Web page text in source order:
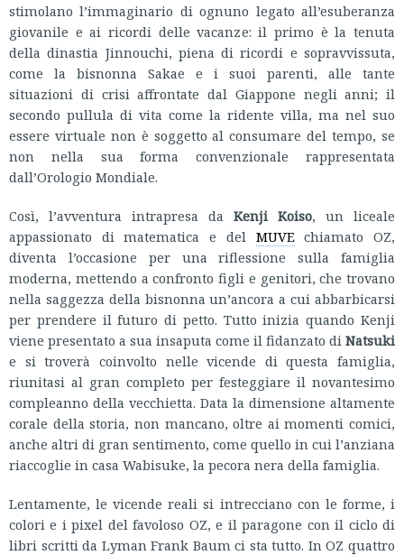
stimolano l’immaginario di ognuno legato all’esuberanza
giovanile e ai ricordi delle vacanze: il primo è la tenuta
della dinastia Jinnouchi, piena di ricordi e sopravvissuta,
come la bisnonna Sakae e i suoi parenti, alle tante
situazioni di crisi affrontate dal Giappone negli anni; il
secondo pullula di vita come la ridente villa, ma nel suo
essere virtuale non è soggetto al consumare del tempo, se
non nella sua forma convenzionale rappresentata
dall’Orologio Mondiale.
Così, l’avventura intrapresa da Kenji Koiso, un liceale
appassionato di matematica e del MUVEchiamato OZ,
diventa l’occasione per una riflessione sulla famiglia
moderna, mettendo a confronto figli e genitori, che trovano
nella saggezza della bisnonna un’ancora a cui abbarbicarsi
per prendere il futuro di petto. Tutto inizia quando Kenji
viene presentato a sua insaputa come il fidanzato di Natsuki
e si troverà coinvolto nelle vicende di questa famiglia,
riunitasi al gran completo per festeggiare il novantesimo
compleanno della vecchietta. Data la dimensione altamente
corale della storia, non mancano, oltre ai momenti comici,
anche altri di gran sentimento, come quello in cui l’anziana
riaccoglie in casa Wabisuke, la pecora nera della famiglia.
Lentamente, le vicende reali si intrecciano con le forme, i
colori e i pixel del favoloso OZ, e il paragone con il ciclo di
libri scritti da Lyman Frank Baum ci sta tutto. In OZ quattro